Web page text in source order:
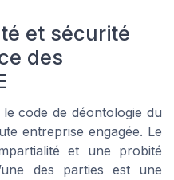
et sécurité
des
code de déontologie du
entreprise engagée. Le
et une probité
des parties est une